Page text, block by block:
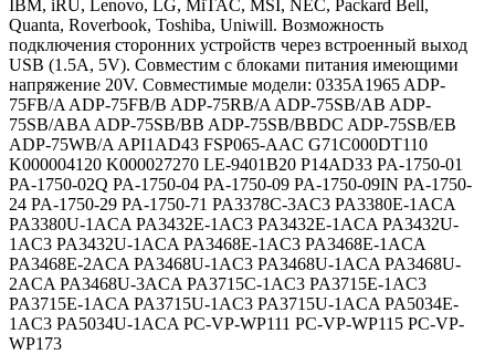
IBM, iRU, Lenovo, LG, MiTAC, MSI, NEC, Packard Bell,
Quanta, Roverbook, Toshiba, Uniwill. Возможность
подключения сторонних устройств через встроенный выход
USB (1.5A, 5V). Совместим с блоками питания имеющими
напряжение 20V. Совместимые модели: 0335A1965 ADP-
75FB/A ADP-75FB/B ADP-75RB/A ADP-75SB/AB ADP-
75SB/ABA ADP-75SB/BB ADP-75SB/BBDC ADP-75SB/EB
ADP-75WB/A API1AD43 FSP065-AAC G71C000DT110
K000004120 K000027270 LE-9401B20 P14AD33 PA-1750-01
PA-1750-02Q PA-1750-04 PA-1750-09 PA-1750-09IN PA-1750-
24 PA-1750-29 PA-1750-71 PA3378C-3AC3 PA3380E-1ACA
PA3380U-1ACA PA3432E-1AC3 PA3432E-1ACA PA3432U-
1AC3 PA3432U-1ACA PA3468E-1AC3 PA3468E-1ACA
PA3468E-2ACA PA3468U-1AC3 PA3468U-1ACA PA3468U-
2ACA PA3468U-3ACA PA3715C-1AC3 PA3715E-1AC3
PA3715E-1ACA PA3715U-1AC3 PA3715U-1ACA PA5034E-
1AC3 PA5034U-1ACA PC-VP-WP111 PC-VP-WP115 PC-VP-
WP173